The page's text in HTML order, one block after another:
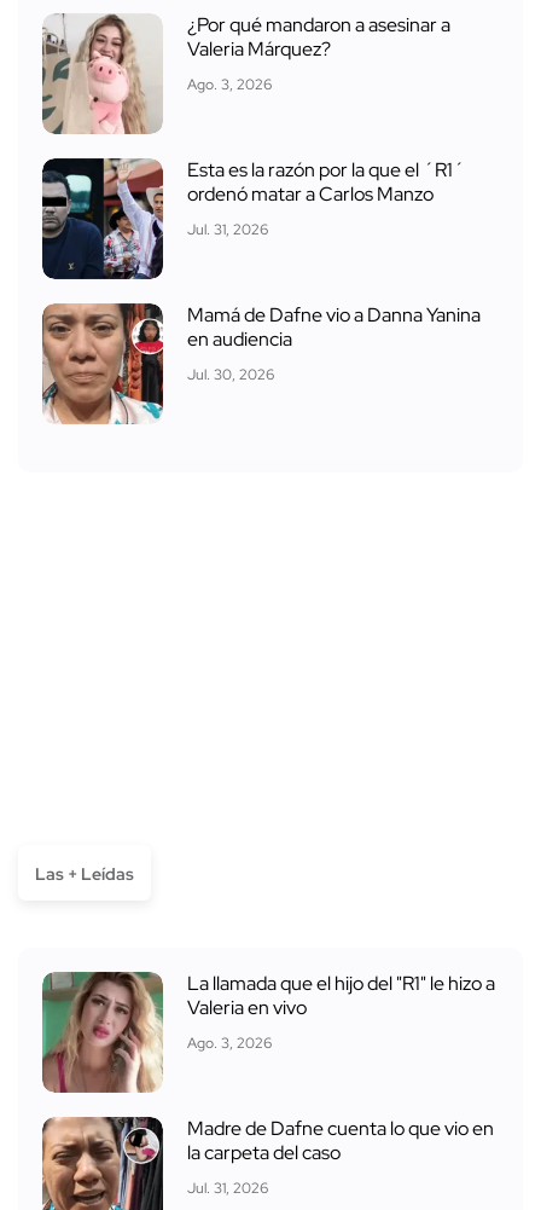
¿Por qué mandaron a asesinar a
Valeria Márquez?
Ago. 3, 2026
Esta es la razón por la que el ´R1´
ordenó matar a Carlos Manzo
Jul. 31, 2026
Mamá de Dafne vio a Danna Yanina
en audiencia
Jul. 30, 2026
Las + Leídas
La llamada que el hijo del "R1" le hizo a
Valeria en vivo
Ago. 3, 2026
Madre de Dafne cuenta lo que vio en
la carpeta del caso
Jul. 31, 2026